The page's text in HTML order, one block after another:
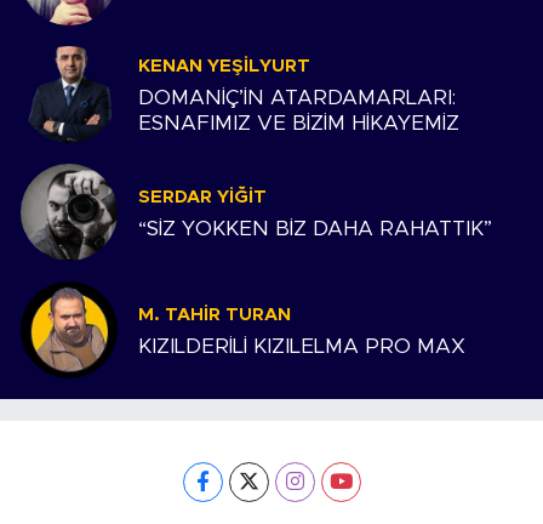
KENAN YEŞILYURT
DOMANİÇ’İN ATARDAMARLARI:
ESNAFIMIZ VE BİZİM HİKAYEMİZ
SERDAR YIĞIT
“SİZ YOKKEN BİZ DAHA RAHATTIK”
M. TAHIR TURAN
KIZILDERİLİ KIZILELMA PRO MAX